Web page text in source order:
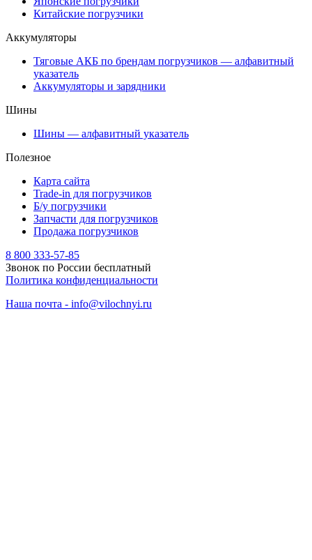
Китайские погрузчики
Аккумуляторы
Тяговые АКБ по брендам погрузчиков — алфавитный
указатель
Аккумуляторы и зарядники
Шины
Шины — алфавитный указатель
Полезное
Карта сайта
Trade-in для погрузчиков
Б/у погрузчики
Запчасти для погрузчиков
Продажа погрузчиков
8 800 333-57-85
Звонок по России бесплатный
Политика конфиденциальности
Наша почта - info@vilochnyi.ru